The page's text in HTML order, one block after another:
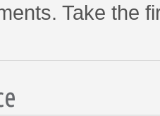
Take the